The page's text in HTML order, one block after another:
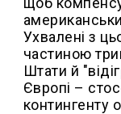
Ухвалені з
частиною
Штати й
Європі –
контингенту